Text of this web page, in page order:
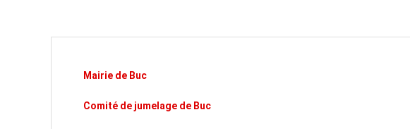
U
Mairie de Buc
Comité de jumelage de Buc